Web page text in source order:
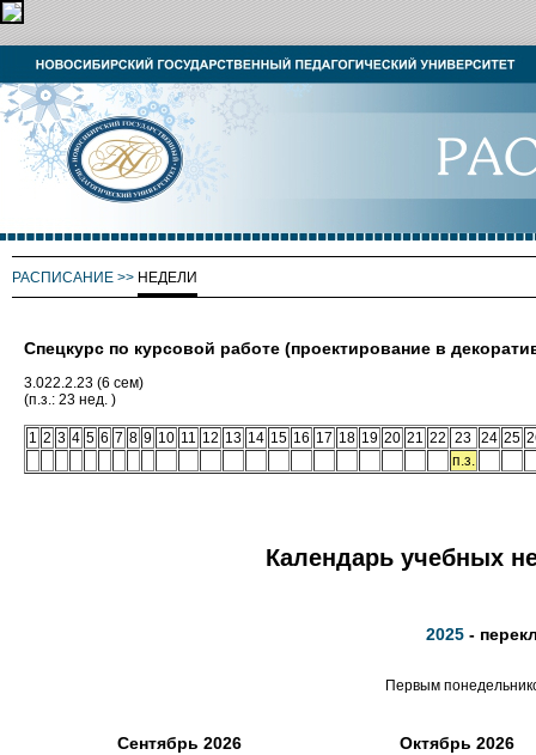
РАСПИСАНИЕ >> НЕДЕЛИ
Спецкурс по курсовой работе (проектирование в
3.022.2.23 (6 сем)
(п.з.: 23 нед. )
1 2 3 4 5 6 7 8 9 10 11 12 13 14 15 16 17 18 19 20 21 22 23 24 25
п.з.
Календарь учебных
2025 -
Первым
Сентябрь 2026 Октябрь 2026